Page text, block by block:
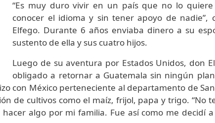
“Es muy duro vivir en un país que no lo
conocer el idioma y sin tener apoyo de nadie”,
Elfego. Durante 6 años enviaba dinero a su
sustento de ella y sus cuatro hijos.
Luego de su aventura por Estados Unidos, don
obligado a retornar a Guatemala sin ningún
con México perteneciente al departamento de
de cultivos como el maíz, frijol, papa y trigo. “No
algo por mi familia. Fue así como me decidí